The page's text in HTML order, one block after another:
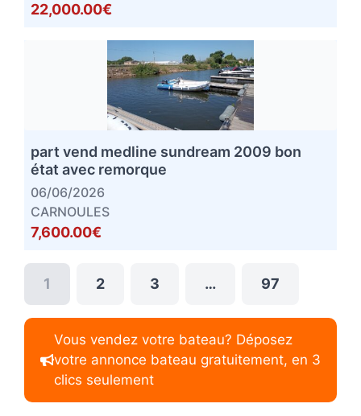
22,000.00€
part vend medline sundream 2009 bon
état avec remorque
06/06/2026
CARNOULES
7,600.00€
1 2 3 … 97
Vous vendez votre bateau? Déposez
votre annonce bateau gratuitement, en 3
clics seulement